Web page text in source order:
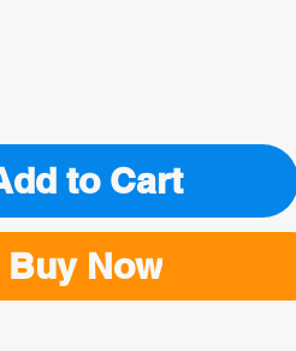
to Cart
Buy Now